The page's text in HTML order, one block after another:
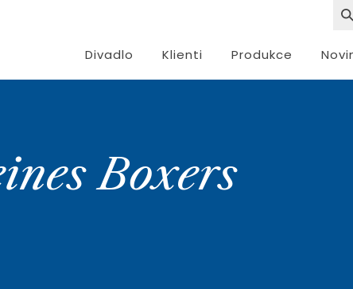
Divadlo Klienti Produkce
Boxers